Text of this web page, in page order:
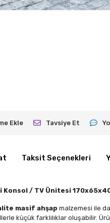
Ekle Tavsiye Et
Taksit Seçenekleri
Konsol / TV Ünitesi
masif ahşap malzemesi ile
küçük farklılıklar oluşabilir.